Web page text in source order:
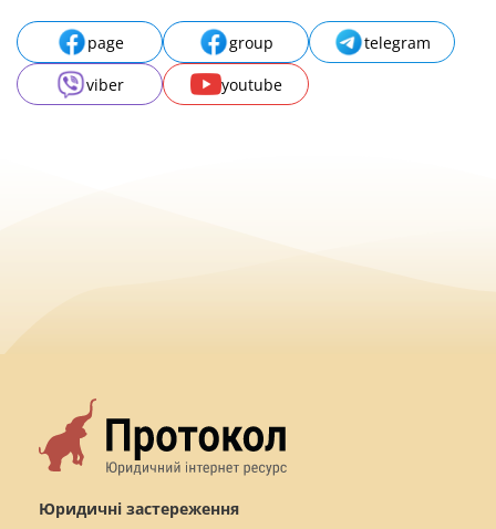
page group
telegram
viber
youtube
Юридичні застереження